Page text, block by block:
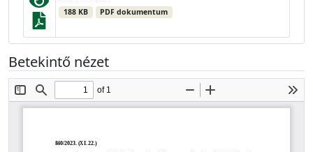
188 KB PDF dokumentum
Betekintő nézet